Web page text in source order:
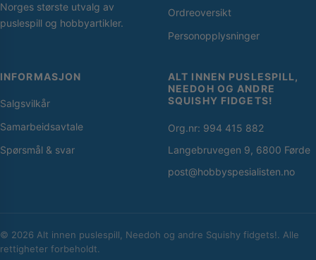
Norges største utvalg av
puslespill og hobbyartikler.
Ordreoversikt
Personopplysninger
INFORMASJON
Salgsvilkår
Samarbeidsavtale
Spørsmål & svar
ALT INNEN PUSLESPILL,
NEEDOH OG ANDRE
SQUISHY FIDGETS!
Org.nr: 994 415 882
Langebruvegen 9, 6800 Førde
post@hobbyspesialisten.no
© 2026 Alt innen puslespill, Needoh og andre Squishy fidgets!. Alle
rettigheter forbeholdt.